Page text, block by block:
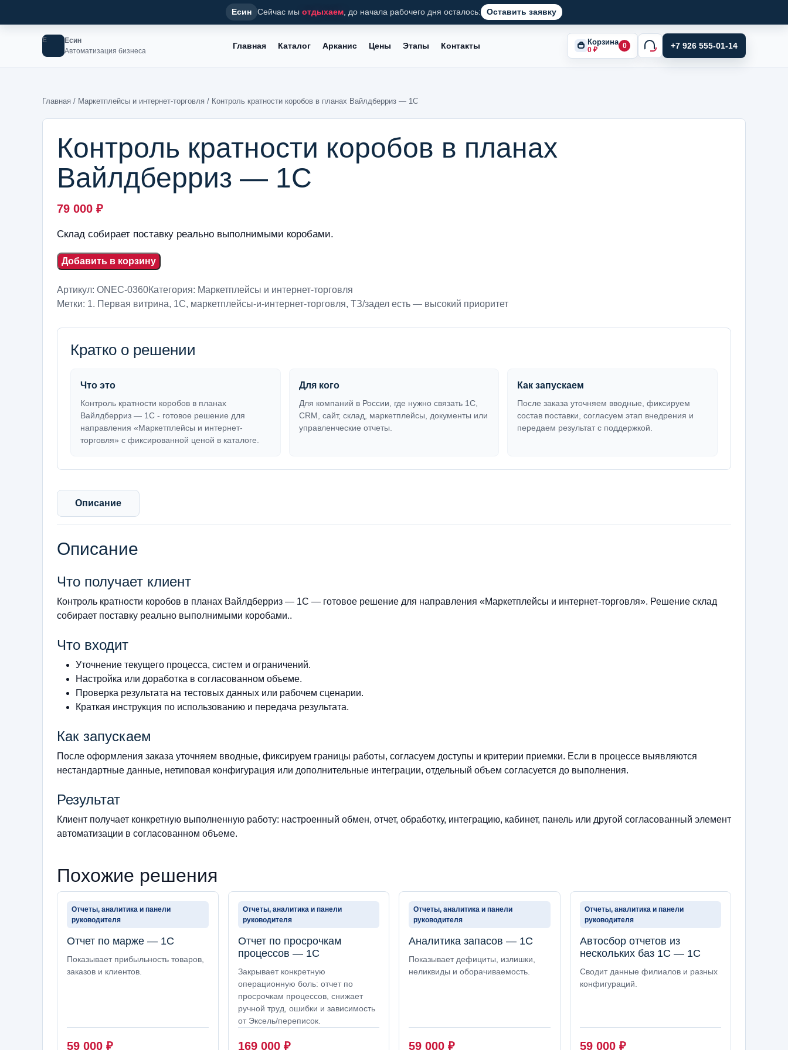
Есин Сейчас мы отдыхаем , до начала рабочего дня осталось: Оставить заявку
Е
Есин
Автоматизация бизнеса
Главная Каталог Арканис Цены Этапы Контакты Корзина
0 ₽ 0 +7 926 555-01-14
Главная / Маркетплейсы и интернет-торговля / Контроль кратности коробов в планах Вайлдберриз — 1С
Контроль кратности коробов в планах
Вайлдберриз — 1С
79 000 ₽
Склад собирает поставку реально выполнимыми коробами.
Добавить в корзину
Артикул: ONEC-0360Категория: Маркетплейсы и интернет-торговля
Метки: 1. Первая витрина, 1С, маркетплейсы-и-интернет-торговля, ТЗ/задел есть — высокий приоритет
Кратко о решении
Что это
Контроль кратности коробов в планах
Вайлдберриз — 1С - готовое решение для
направления «Маркетплейсы и интернет-
торговля» с фиксированной ценой в каталоге.
Для кого
Для компаний в России, где нужно связать 1С,
CRM, сайт, склад, маркетплейсы, документы или
управленческие отчеты.
Как запускаем
После заказа уточняем вводные, фиксируем
состав поставки, согласуем этап внедрения и
передаем результат с поддержкой.
Описание
Описание
Что получает клиент
Контроль кратности коробов в планах Вайлдберриз — 1С — готовое решение для направления «Маркетплейсы и интернет-торговля». Решение склад
собирает поставку реально выполнимыми коробами..
Что входит
Уточнение текущего процесса, систем и ограничений.
Настройка или доработка в согласованном объеме.
Проверка результата на тестовых данных или рабочем сценарии.
Краткая инструкция по использованию и передача результата.
Как запускаем
После оформления заказа уточняем вводные, фиксируем границы работы, согласуем доступы и критерии приемки. Если в процессе выявляются
нестандартные данные, нетиповая конфигурация или дополнительные интеграции, отдельный объем согласуется до выполнения.
Результат
Клиент получает конкретную выполненную работу: настроенный обмен, отчет, обработку, интеграцию, кабинет, панель или другой согласованный элемент
автоматизации в согласованном объеме.
Похожие решения
Отчеты, аналитика и панели
руководителя
Отчет по марже — 1С
Показывает прибыльность товаров,
заказов и клиентов.
59 000 ₽
Отчеты, аналитика и панели
руководителя
Отчет по просрочкам
процессов — 1С
Закрывает конкретную
операционную боль: отчет по
просрочкам процессов, снижает
ручной труд, ошибки и зависимость
от Эксель/переписок.
169 000 ₽
Отчеты, аналитика и панели
руководителя
Аналитика запасов — 1С
Показывает дефициты, излишки,
неликвиды и оборачиваемость.
59 000 ₽
Отчеты, аналитика и панели
руководителя
Автосбор отчетов из
нескольких баз 1С — 1С
Сводит данные филиалов и разных
конфигураций.
59 000 ₽